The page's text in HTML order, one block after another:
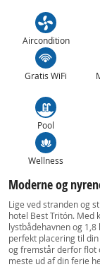
Aircondition
Gratis WiFi
Pool
Wellness
Moderne og
Lige ved stranden og
hotel Best Tritón. Med
lystbådehavnen og
perfekt placering til
og fremstår derfor flot
meste ud af din ferie